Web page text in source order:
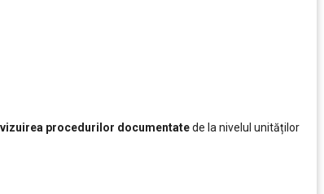
procedurilor documentatede la nivelul unităților